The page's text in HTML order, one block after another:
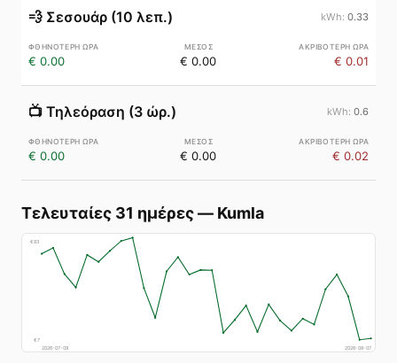
💨 Σεσουάρ (10 λεπ.) 0.33
€ 0.00 € 0.00 € 0.01
📺 Τηλεόραση (3 ώρ.) 0.6
€ 0.00 € 0.00 € 0.02
Τελευταίες 31 ημέρες— Kumla
€83
€7
2026-07-09
2026-08-07